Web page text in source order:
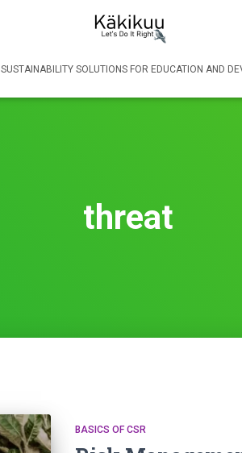
SUSTAINABILITY SOLUTIONS FOR EDUCATION AND
threat
BASICS OF CSR